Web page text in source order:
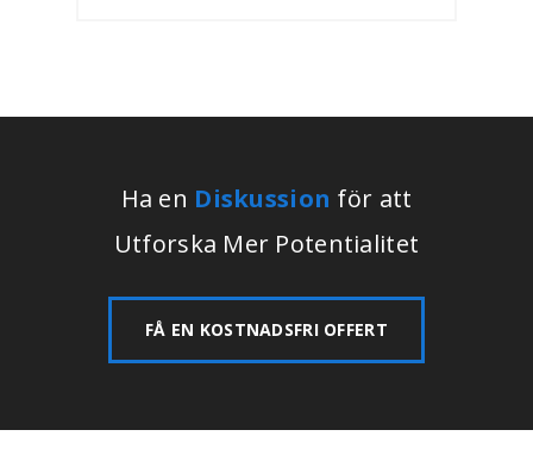
Ha en Diskussion för att
Utforska Mer Potentialitet
FÅ EN KOSTNADSFRI OFFERT